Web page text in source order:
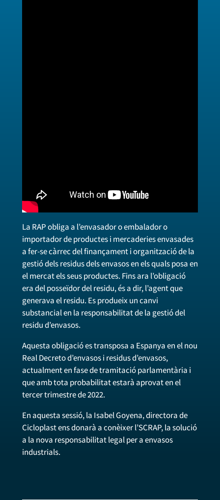
La RAP obliga a l’envasador o embalador o
importador de productes i mercaderies envasades
a fer-se càrrec del finançament i organització de la
gestió dels residus dels envasos en els quals posa en
el mercat els seus productes. Fins ara l’obligació
era del posseïdor del residu, és a dir, l’agent que
generava el residu. Es produeix un canvi
substancial en la responsabilitat de la gestió del
residu d’envasos.
Aquesta obligació es transposa a Espanya en el nou
Real Decreto d’envasos i residus d’envasos,
actualment en fase de tramitació parlamentària i
que amb tota probabilitat estarà aprovat en el
tercer trimestre de 2022.
En aquesta sessió, la Isabel Goyena, directora de
Cicloplast ens donarà a conèixer l’SCRAP, la solució
a la nova responsabilitat legal per a envasos
industrials.